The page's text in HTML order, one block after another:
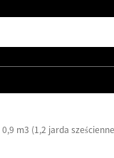
0,9 m3 (1,2 jarda